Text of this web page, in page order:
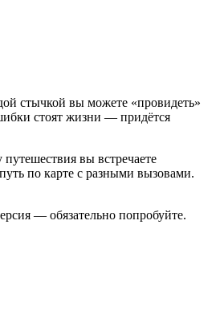
стычкой вы можете «провидеть»
стоят жизни — придётся
вы встречаете
по карте с разными вызовами.
— обязательно попробуйте.